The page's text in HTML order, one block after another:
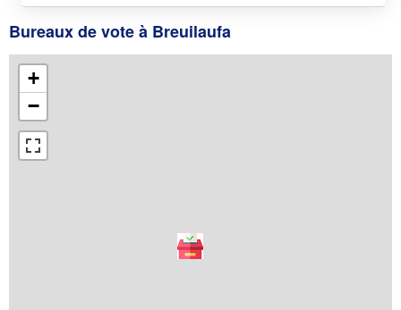
Bureaux de vote à Breuilaufa
+
−